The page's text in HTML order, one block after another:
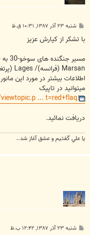
پ
ت
شنبه ۲۳ آذر ۱۳۸۷, ۱۰:۳۱ ق.ظ
با تشکر از کیارش عزیز
Marsan (فرانسه)/ Lages (پرتغال) قبل از رسیدن به امریکا بوده است.
میتوانید در تاپیک
... t=red+flaq
دریافت نمائید.
يا علي گفتيم و عشق آغاز شد..
پ شنبه ۲۳ آذر ۱۳۸۷, ۱۲:۴۲ ب.ظ